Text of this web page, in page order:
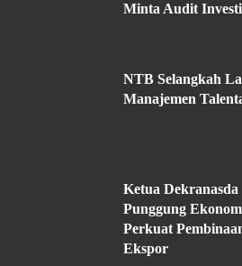
Minta Audit
NTB Selangkah
Manajemen
Ketua
Punggung
Perkuat
Ekspor